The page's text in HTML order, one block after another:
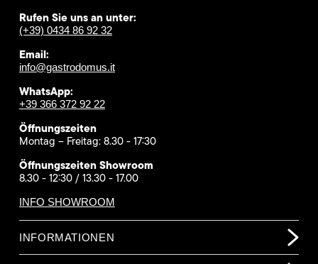
Rufen Sie uns an unter:
(+39) 0434 86 92 32
Email:
info@gastrodomus.it
WhatsApp:
+39 366 372 92 22
Öffnungszeiten
Montag – Freitag: 8.30 - 17:30
Öffnungszeiten Showroom
8.30 - 12:30 / 13.30 - 17.00
INFO SHOWROOM
INFORMATIONEN